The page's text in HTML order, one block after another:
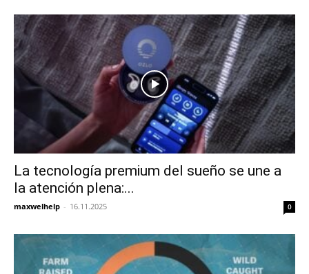
La tecnología premium del sueño se une a
la atención plena:...
maxwelhelp - 16.11.2025 0